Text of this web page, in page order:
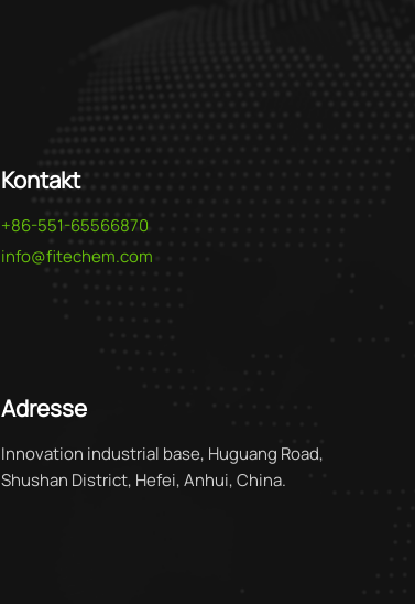
Kontakt
+86-551-65566870
info@fitechem.com
Adresse
Innovation industrial base, Huguang Road,
Shushan District, Hefei, Anhui, China.